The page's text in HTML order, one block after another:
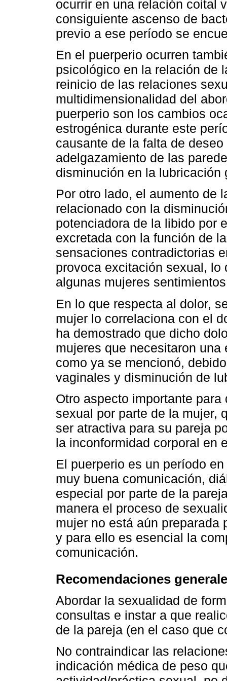
ocurrir en una relación coital
consiguiente ascenso de
previo a ese período se
En el puerperio ocurren
psicológico en la relación de
reinicio de las relaciones
multidimensionalidad del
puerperio son los cambios
estrogénica durante este
causante de la falta de
adelgazamiento de las
disminución en la
Por otro lado, el aumento de
relacionado con la
potenciadora de la libido por
excretada con la función de
sensaciones contradictorias
provoca excitación sexual, lo
algunas mujeres
En lo que respecta al dolor,
mujer lo correlaciona con el
ha demostrado que dicho
mujeres que necesitaron
como ya se mencionó,
vaginales y disminución de
Otro aspecto importante
sexual por parte de la mujer,
ser atractiva para su pareja
la inconformidad corporal en
El puerperio es un período
muy buena comunicación,
especial por parte de la
manera el proceso de
mujer no está aún
y para ello es esencial la
comunicación.
Recomendaciones
Abordar la sexualidad de
consultas e instar a que
de la pareja (en el caso que
No contraindicar las
indicación médica de peso